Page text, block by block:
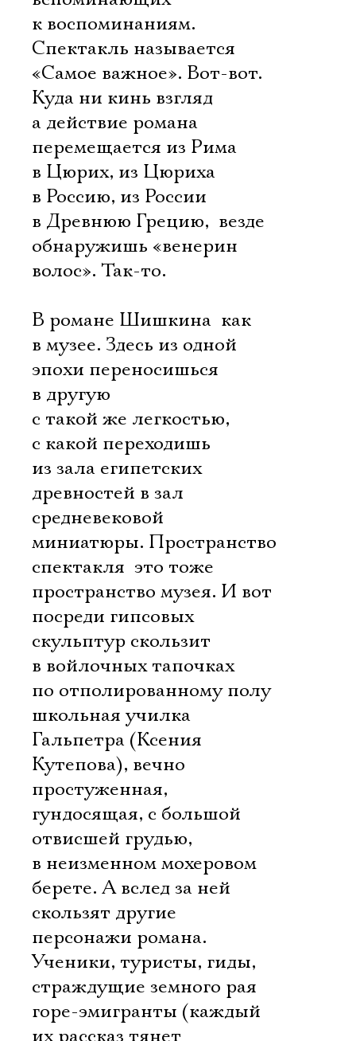
к воспоминаниям.
Спектакль называется
«Самое важное». Вот-вот.
Куда ни кинь взгляд 
а действие романа
перемещается из Рима
в Цюрих, из Цюриха
в Россию, из России
в Древнюю Грецию,  везде
обнаружишь «венерин
волос». Так-то.
В романе Шишкина  как
в музее. Здесь из одной
эпохи переносишься
в другую
с такой же легкостью,
с какой переходишь
из зала египетских
древностей в зал
средневековой
миниатюры. Пространство
спектакля  это тоже
пространство музея. И вот
посреди гипсовых
скульптур скользит
в войлочных тапочках
по отполированному полу
школьная училка
Гальпетра (Ксения
Кутепова), вечно
простуженная,
гундосящая, с большой
отвисшей грудью,
в неизменном мохеровом
берете. А вслед за ней
скользят другие
персонажи романа.
Ученики, туристы, гиды,
страждущие земного рая
горе-эмигранты (каждый
их рассказ тянет